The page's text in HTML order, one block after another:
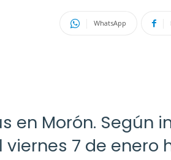
WhatsApp
en Morón. Según
7 de enero